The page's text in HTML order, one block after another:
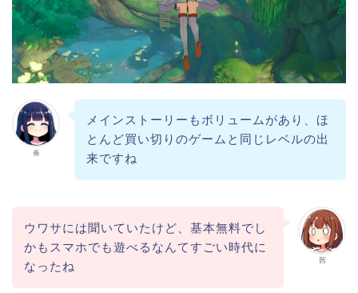
奏
メインストーリーもボリュームがあり、ほ
とんど買い切りのゲームと同じレベルの出
来ですね
茜
ウワサには聞いていたけど、基本無料でし
かもスマホでも遊べるなんてすごい時代に
なったね